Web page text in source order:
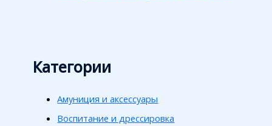
Категории
Амуниция и аксессуары
Воспитание и дрессировка